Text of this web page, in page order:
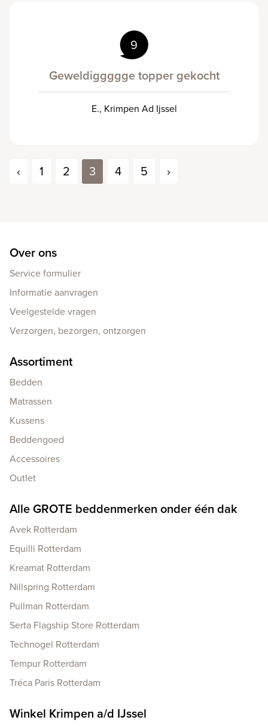
9
Geweldiggggge topper gekocht
E., Krimpen Ad Ijssel
‹ 1 2 3 4 5 ›
Over ons
Service formulier
Informatie aanvragen
Veelgestelde vragen
Verzorgen, bezorgen, ontzorgen
Assortiment
Bedden
Matrassen
Kussens
Beddengoed
Accessoires
Outlet
Alle GROTE beddenmerken onder één dak
Avek Rotterdam
Equilli Rotterdam
Kreamat Rotterdam
Nillspring Rotterdam
Pullman Rotterdam
Serta Flagship Store Rotterdam
Technogel Rotterdam
Tempur Rotterdam
Tréca Paris Rotterdam
Winkel Krimpen a/d IJssel